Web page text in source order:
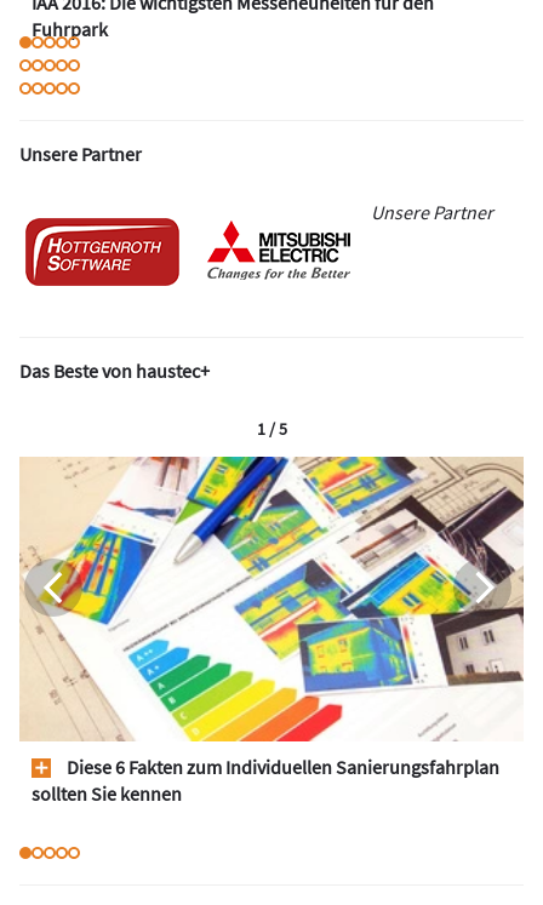
Fuhrpark
Unsere Partner
Unsere Partner
Das Beste von haustec+
Diese 6 Fakten zum Individuellen Sanierungsfahrplan
sollten Sie kennen
1 / 5